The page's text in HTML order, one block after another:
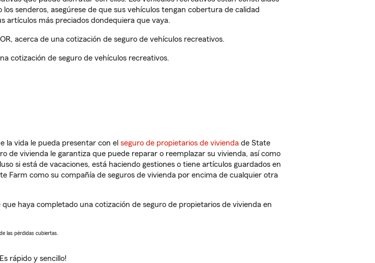
senderos, asegúrese de que sus vehículos tengan cobertura de calidad
artículos más preciados dondequiera que vaya.
acerca de una cotización de seguro de vehículos recreativos.
cotización de seguro de vehículos recreativos.
la vida le pueda presentar con el seguro de propietarios de vivienda de State
de vivienda le garantiza que puede reparar o reemplazar su vivienda, así como
si está de vacaciones, está haciendo gestiones o tiene artículos guardados en
Farm como su compañía de seguros de vivienda por encima de cualquier otra
haya completado una cotización de seguro de propietarios de vivienda en
las pérdidas cubiertas.
rápido y sencillo!